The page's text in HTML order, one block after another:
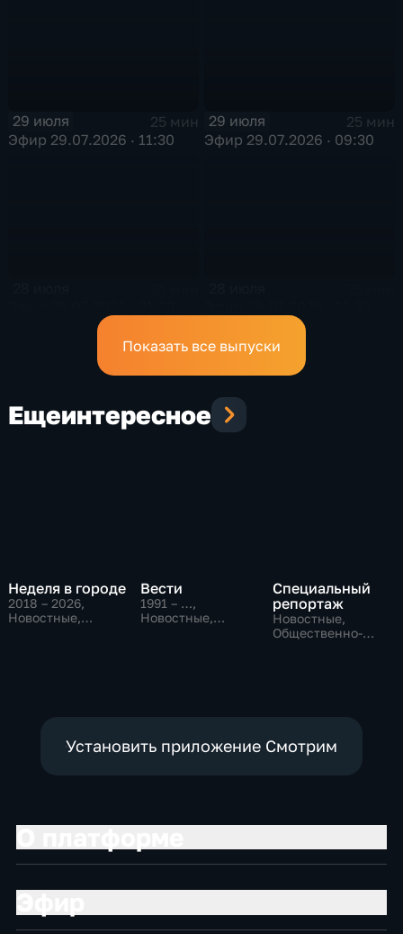
29 июля
25 мин
Эфир 29.07.2026 · 11:30
29 июля
25 мин
Эфир 29.07.2026 · 09:30
Показать все выпуски
Ещеинтересное
Неделя в городе
2018 – 2026,
Новостные,
Вести
1991 – …,
Новостные,
Специальный
репортаж
Новостные,
Общественно-
Установить приложение Смотрим